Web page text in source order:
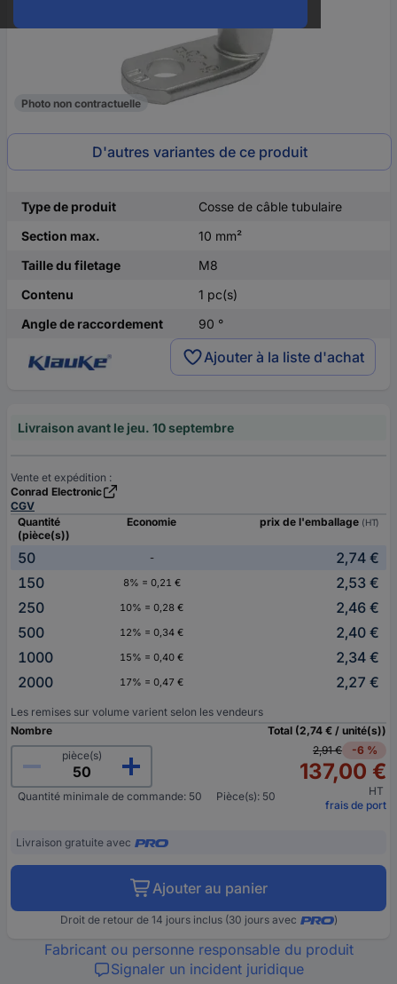
Photo non contractuelle
D'autres variantes de ce produit
Type de produit
Cosse de câble tubulaire
Section max.
10 mm²
Taille du filetage
M8
Contenu
1 pc(s)
Angle de raccordement
90 °
Ajouter à la liste d'achat
Livraison avant le jeu. 10 septembre
Vente et expédition :
Conrad Electronic
CGV
Quantité
(pièce(s))
Economie prix de l'emballage (HT)
50 -
2,74 €
150
8% = 0,21 €
2,53 €
250
10% = 0,28 €
2,46 €
500
12% = 0,34 €
2,40 €
1000
15% = 0,40 €
2,34 €
2000
17% = 0,47 € 2,27 €
Les remises sur volume varient selon les vendeurs
Nombre
pièce(s)
Quantité minimale de commande: 50 Pièce(s): 50
Total (2,74 € / unité(s))
2,91 €
-6 %
137,00 €
HT
frais de port
Livraison gratuite avec
Ajouter au panier
Droit de retour de 14 jours inclus (30 jours avec )
Fabricant ou personne responsable du produit
Signaler un incident juridique